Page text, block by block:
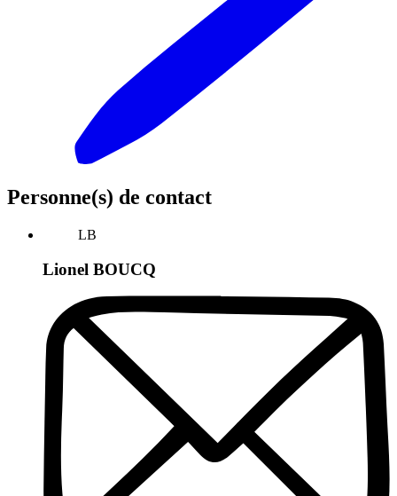
Personne(s) de contact
LB
Lionel BOUCQ